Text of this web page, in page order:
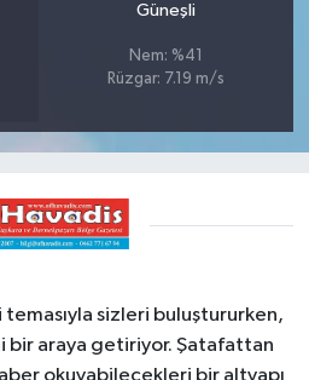
Güneşli
Nem: %41
Rüzgar: 7.19 m/s
sizleri buluştururken,
bir araya getiriyor. Şatafattan
okuyabilecekleri bir altyapı